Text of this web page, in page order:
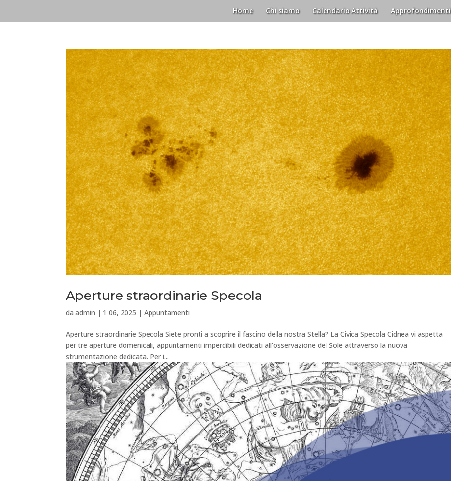
Home Chi siamo Calendario Attività Approfondimenti
Aperture straordinarie Specola
daadmin | 1 06, 2025 |Appuntamenti
Aperture straordinarie Specola Siete pronti a scoprire il fascino della nostra Stella? La Civica Specola Cidnea vi aspetta
per tre aperture domenicali, appuntamenti imperdibili dedicati all’osservazione del Sole attraverso la nuova
strumentazione dedicata. Per i...